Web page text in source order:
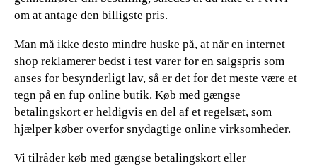
om at antage den billigste pris.
Man må ikke desto mindre huske på, at når en internet
shop reklamerer bedst i test varer for en salgspris som
anses for besynderligt lav, så er det for det meste være et
tegn på en fup online butik. Køb med gængse
betalingskort er heldigvis en del af et regelsæt, som
hjælper køber overfor snydagtige online virksomheder.
Vi tilråder køb med gængse betalingskort eller